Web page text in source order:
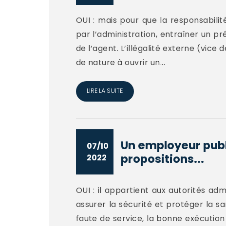
OUI : mais pour que la
par l’administration, entraîner un
de l’agent. L’illégalité externe (vice
de nature à ouvrir un...
LIRE LA SUITE
07/10
2022
Un employeur
propositions...
OUI : il appartient aux autorités
assurer la sécurité et protéger la
faute de service, la bonne